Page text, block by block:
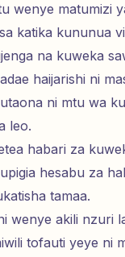
wenye matumizi
katika kununua
na kuweka
haijarishi ni
ni mtu wa
leo.
habari za
hesabu za
tamaa.
wenye akili nzuri
tofauti yeye ni